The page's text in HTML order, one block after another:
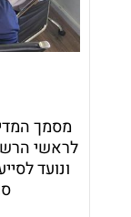
מסמך
לראשי
ונועד